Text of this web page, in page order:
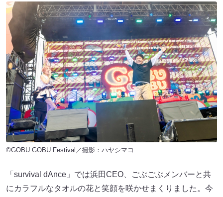
©GOBU GOBU Festival／撮影：ハヤシマコ
「survival dAnce」では浜田CEO、ごぶごぶメンバーと共
にカラフルなタオルの花と笑顔を咲かせまくりました。今